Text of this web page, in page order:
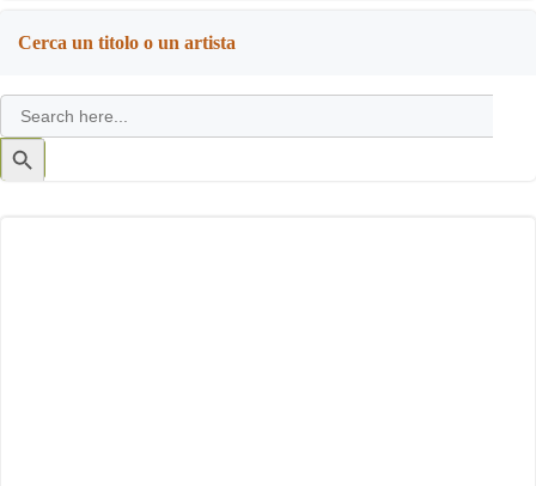
navigation
Cerca un titolo o un artista
Search
for:
Search
Button